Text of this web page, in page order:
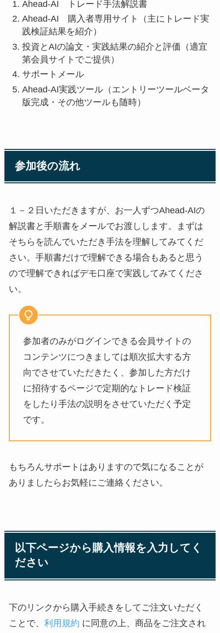
Ahead-AI トレード手法解説書
Ahead-AI 購入者専用サイト（主にトレード実
践検証結果を紹介）
投資とAIの論文・実践結果の紹介と評価（適宜
第会員サイトでご提供）
サポートメール
Ahead-AI実践ツール（ エントリーツールベータ
版完成・その他ツールも随時）
参加後の流れ
１－２日いただきますが、 お一人ずつAhead-AIの
解説書と手順書をメールでお渡しします。
まずは
そちらを読んでいただき手法を理解してみてくだ
さい。手順書だけで理解できる場合もあると思う
ので理解できればデモ口座で実践してみてくださ
い。
参加者のみがログインできる会員サイトの
コンテンツにつきましては順次拡大する方
向でさせていただきたく、参加した方だけ
に招待するページで定期的なトレード検証
をしたり手法の説明をさせていただく予定
です。
もちろんサポートはありますので気になることが
ありましたらお気軽にご連絡ください。
以下ページから購入情報を入力してく
ださい
下のリンクから購入手続きをしてご注文いただく
ことで、 利用規約 に同意の上、商品をご注文され